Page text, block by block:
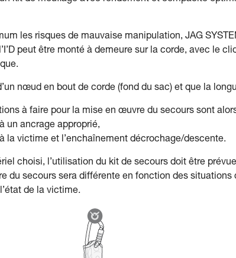
les risques de mauvaise manipulation, JAG
peut être monté à demeure sur la corde, avec le
nœud en bout de corde (fond du sac) et que la
à faire pour la mise en œuvre du secours sont
un ancrage approprié,
la victime et l’enchaînement décrochage/descente.
choisi, l’utilisation du kit de secours doit être
du secours sera différente en fonction des
de la victime.